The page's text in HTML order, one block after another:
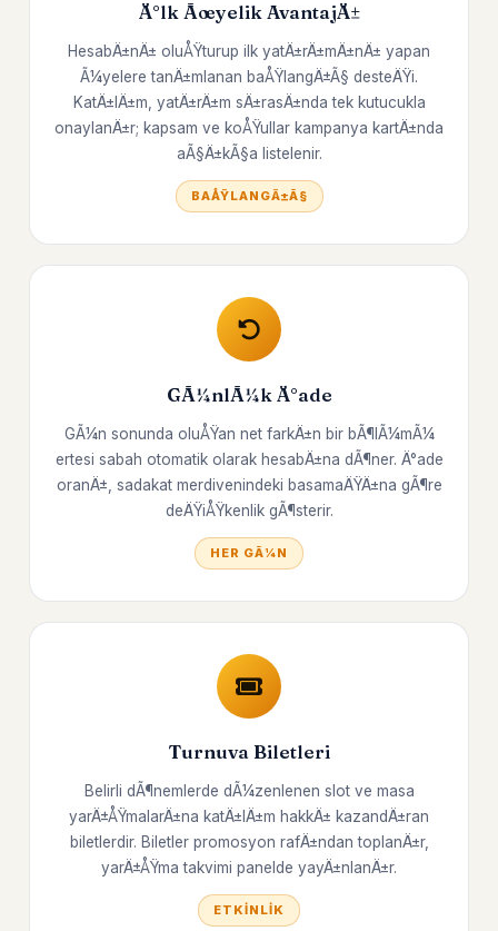
Ä°lk Ãœyelik AvantajÄ±
HesabÄ±nÄ± oluÅŸturup ilk yatÄ±rÄ±mÄ±nÄ± yapan
Ã¼yelere tanÄ±mlanan baÅŸlangÄ±Ã§ desteÄŸi.
KatÄ±lÄ±m, yatÄ±rÄ±m sÄ±rasÄ±nda tek kutucukla
onaylanÄ±r; kapsam ve koÅŸullar kampanya kartÄ±nda
aÃ§Ä±kÃ§a listelenir.
BAÅŸLANGÄ±Ã§
GÃ¼nlÃ¼k Ä°ade
GÃ¼n sonunda oluÅŸan net farkÄ±n bir bÃ¶lÃ¼mÃ¼
ertesi sabah otomatik olarak hesabÄ±na dÃ¶ner. Ä°ade
oranÄ±, sadakat merdivenindeki basamaÄŸÄ±na gÃ¶re
deÄŸiÅŸkenlik gÃ¶sterir.
HER GÃ¼N
Turnuva Biletleri
Belirli dÃ¶nemlerde dÃ¼zenlenen slot ve masa
yarÄ±ÅŸmalarÄ±na katÄ±lÄ±m hakkÄ± kazandÄ±ran
biletlerdir. Biletler promosyon rafÄ±ndan toplanÄ±r,
yarÄ±ÅŸma takvimi panelde yayÄ±nlanÄ±r.
ETKINLIK